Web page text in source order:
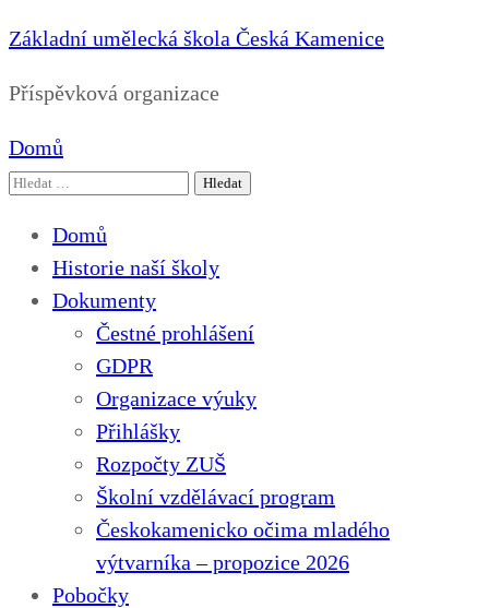
Základní umělecká škola Česká Kamenice
Příspěvková organizace
Domů
Vyhledávání
Domů
Historie naší školy
Dokumenty
Čestné prohlášení
GDPR
Organizace výuky
Přihlášky
Rozpočty ZUŠ
Školní vzdělávací program
Českokamenicko očima mladého
výtvarníka – propozice 2026
Pobočky